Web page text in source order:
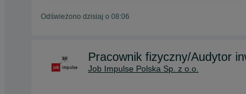
Odświeżono dzisiaj o 08:06
Pracownik fizyczny/Audytor
Job Impulse Polska Sp. z o.o.